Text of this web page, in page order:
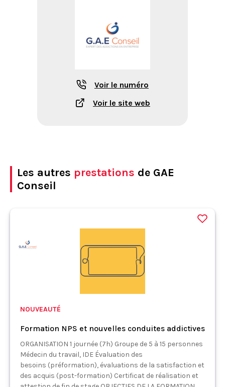
Voir le numéro
Voir le site web
Les autres prestations de GAE
Conseil
NOUVEAUTÉ
Formation NPS et nouvelles conduites addictives
ORGANISATION 1 journée (7h) Groupe de 5 à 15 personnes
Médecin du travail, IDE Évaluation des
besoins (préformation), évaluations de la satisfaction et
des acquis (post-formation) Certificat de réalisation et